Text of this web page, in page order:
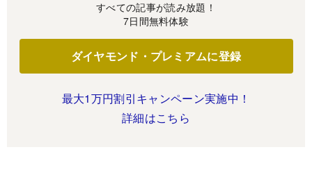
すべての記事が読み放題！
7日間無料体験
ダイヤモンド・プレミアムに登録
最大1万円割引キャンペーン実施中！
詳細はこちら